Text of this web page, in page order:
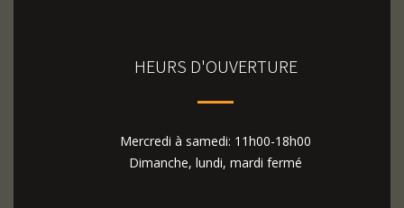
HEURS D'OUVERTURE
Mercredi à samedi: 11h00-18h00
Dimanche, lundi, mardi fermé